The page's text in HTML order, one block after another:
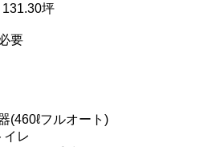
坪
要
宅
(460ℓフルオート)
イレ